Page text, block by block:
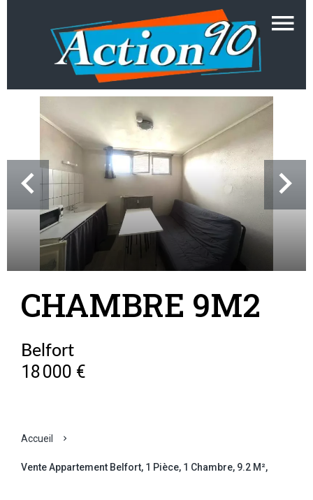
CHAMBRE 9M2
Belfort
18 000 €
Accueil
Vente Appartement Belfort, 1 Pièce, 1 Chambre, 9.2 M²,